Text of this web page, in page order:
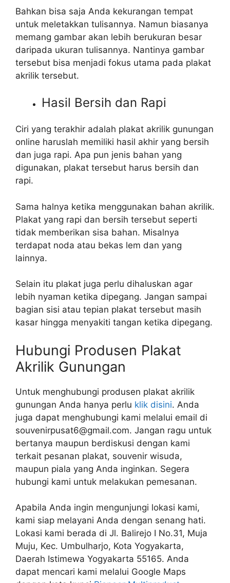
Bahkan bisa saja Anda kekurangan tempat
untuk meletakkan tulisannya. Namun biasanya
memang gambar akan lebih berukuran besar
daripada ukuran tulisannya. Nantinya gambar
tersebut bisa menjadi fokus utama pada plakat
akrilik tersebut.
Hasil Bersih dan Rapi
Ciri yang terakhir adalah plakat akrilik gunungan
online haruslah memiliki hasil akhir yang bersih
dan juga rapi. Apa pun jenis bahan yang
digunakan, plakat tersebut harus bersih dan
rapi.
Sama halnya ketika menggunakan bahan akrilik.
Plakat yang rapi dan bersih tersebut seperti
tidak memberikan sisa bahan. Misalnya
terdapat noda atau bekas lem dan yang
lainnya.
Selain itu plakat juga perlu dihaluskan agar
lebih nyaman ketika dipegang. Jangan sampai
bagian sisi atau tepian plakat tersebut masih
kasar hingga menyakiti tangan ketika dipegang.
Hubungi Produsen Plakat
Akrilik Gunungan
Untuk menghubungi produsen plakat akrilik
gunungan Anda hanya perlu klik disini. Anda
juga dapat menghubungi kami melalui email di
souvenirpusat6@gmail.com. Jangan ragu untuk
bertanya maupun berdiskusi dengan kami
terkait pesanan plakat, souvenir wisuda,
maupun piala yang Anda inginkan. Segera
hubungi kami untuk melakukan pemesanan.
Apabila Anda ingin mengunjungi lokasi kami,
kami siap melayani Anda dengan senang hati.
Lokasi kami berada di Jl. Balirejo I No.31, Muja
Muju, Kec. Umbulharjo, Kota Yogyakarta,
Daerah Istimewa Yogyakarta 55165. Anda
dapat mencari kami melalui Google Maps